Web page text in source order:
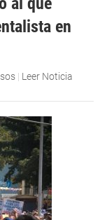
en
| Leer Noticia